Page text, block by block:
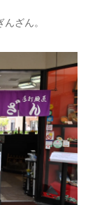
ざん。